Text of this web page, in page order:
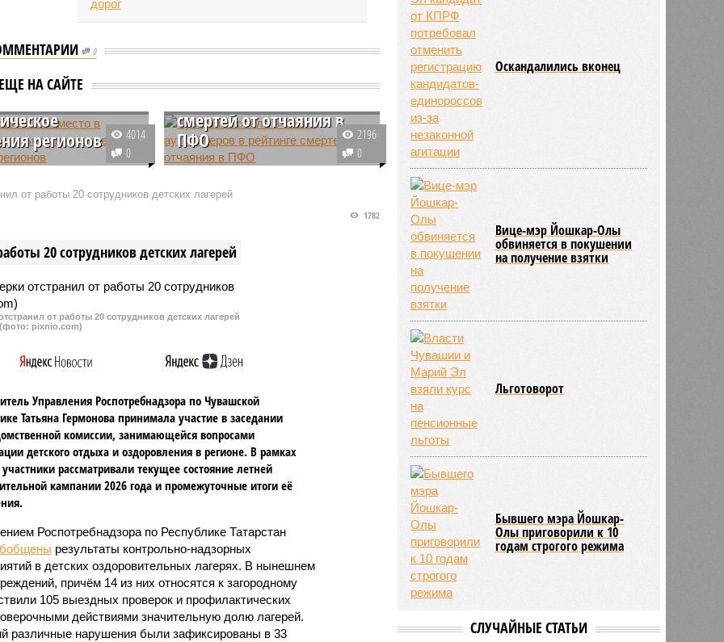
0
ЕЩЕ НА САЙТЕ
заняла 55 место
социально-
регионов
2023 года социально-
Но в
аутсайдеров.
4014
0
Чувашия попала в число
смертей от отчаяния в
ПФО
Чувашия в Приволжском
место в рейтинге отчаяния -
наркотиков и алкоголя.
2196
0
от работы 20 сотрудников детских лагерей
20 сотрудников детских лагерей
1782
от работы 20 сотрудников детских лагерей
(фото: pixnio.com)
Управления Роспотребнадзора по Чувашской
Татьяна Гермонова принимала участие в заседании
комиссии, занимающейся вопросами
детского отдыха и оздоровления в регионе. В рамках
рассматривали текущее состояние летней
кампании 2026 года и промежуточные итоги её
Роспотребнадзора по Республике Татарстан
результаты контрольно-надзорных
в детских оздоровительных лагерях. В нынешнем
причём 14 из них относятся к загородному
105 выездных проверок и профилактических
действиями значительную долю лагерей.
различные нарушения были зафиксированы в 33
Оскандалились вконец
Вице-мэр Йошкар-Олы
обвиняется в покушении
на получение взятки
Льготоворот
Бывшего мэра Йошкар-
Олы приговорили к 10
годам строгого режима
СЛУЧАЙНЫЕ СТАТЬИ